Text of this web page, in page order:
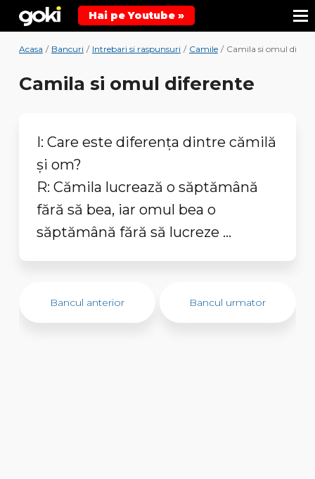
Hai pe Youtube »
Acasa / Bancuri / Intrebari si raspunsuri / Camile / Camila si omul
Camila si omul diferente
I: Care este diferența dintre cămilă
și om?
R: Cămila lucrează o săptămână
fără să bea, iar omul bea o
săptămână fără să lucreze ...
Bancul anterior Bancul urmator